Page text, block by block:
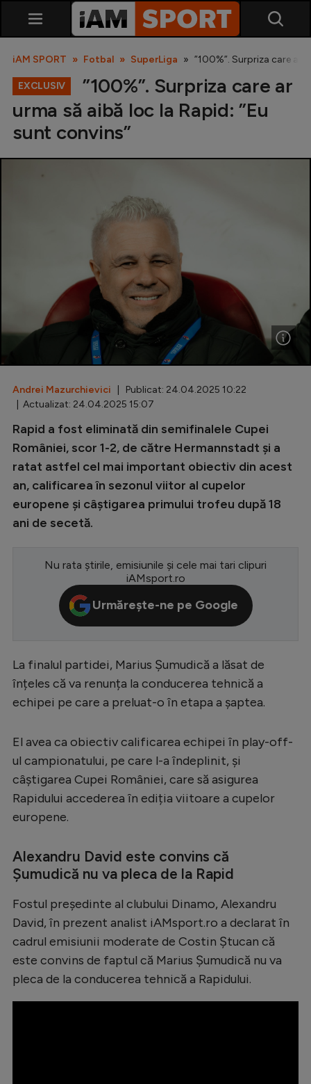
Liga 2
Cupa României
Echipa Națională
U21
Fotbal feminin
Special
Diverse
Inedit
Champions League
Europa League
CM 2026
LaLiga
Bundesliga
Ligue 1
Starurile fotbalului
EURO 2024
Stranieri
Tenis
Handbal
Natație
Formula 1
Gimnastică
iAM SPORT Fotbal SuperLiga ”100%”. Surpriza care ar
EXCLUSIV
”100%”. Surpriza care ar
urma să aibă loc la Rapid: ”Eu
sunt convins”
Andrei Mazurchievici | Publicat: 24.04.2025 10:22
| Actualizat: 24.04.2025 15:07
Rapid a fost eliminată din semifinalele Cupei
României, scor 1-2, de către Hermannstadt și a
ratat astfel cel mai important obiectiv din acest
an, calificarea în sezonul viitor al cupelor
europene și câștigarea primului trofeu după 18
ani de secetă.
Nu rata știrile, emisiunile și cele mai tari clipuri
iAMsport.ro
Urmărește-ne pe Google
La finalul partidei, Marius Șumudică a lăsat de
înțeles că va renunța la conducerea tehnică a
echipei pe care a preluat-o în etapa a șaptea.
El avea ca obiectiv calificarea echipei în play-off-
ul campionatului, pe care l-a îndeplinit, și
câștigarea Cupei României, care să asigurea
Rapidului accederea în ediția viitoare a cupelor
europene.
Alexandru David este convins că
Șumudică nu va pleca de la Rapid
Fostul președinte al clubului Dinamo, Alexandru
David, în prezent analist iAMsport.ro a declarat în
cadrul emisiunii moderate de Costin Ștucan că
este convins de faptul că Marius Șumudică nu va
pleca de la conducerea tehnică a Rapidului.